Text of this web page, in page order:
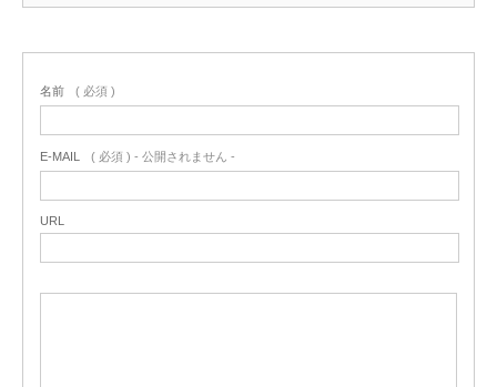
名前 ( 必須 )
E-MAIL ( 必須 ) - 公開されません -
URL